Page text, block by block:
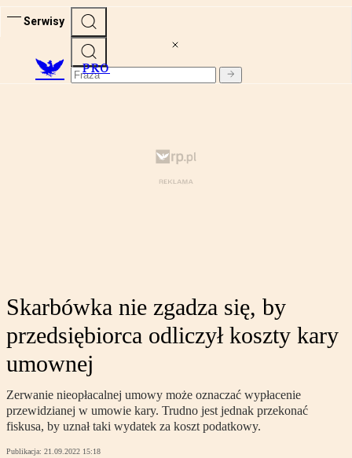
Serwisy
PRO
Skarbówka nie zgadza się, by
przedsiębiorca odliczył koszty kary
umownej
Zerwanie nieopłacalnej umowy może oznaczać wypłacenie
przewidzianej w umowie kary. Trudno jest jednak przekonać
fiskusa, by uznał taki wydatek za koszt podatkowy.
Publikacja: 21.09.2022 15:18